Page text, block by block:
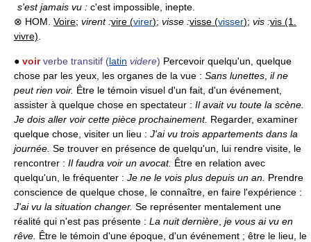
s'est jamais vu : c'est impossible, inepte.
⊗ HOM. Voire; virent :vire (virer); visse :visse (visser); vis :vis (1.
vivre)
● voir verbe transitif (latin videre) Percevoir quelqu'un, quelque
chose par les yeux, les organes de la vue : Sans lunettes il ne
peut rien voir. Être le témoin visuel d'un fait, d'un événement,
assister à quelque chose en spectateur : Il avait vu toute la scène.
Je dois aller voir cette pièce prochainement. Regarder, examiner
quelque chose, visiter un lieu : J'ai vu trois appartements dans la
journée. Se trouver en présence de quelqu'un, lui rendre visite, le
rencontrer : Il faudra voir un avocat. Être en relation avec
quelqu'un, le fréquenter : Je ne le vois plus depuis un an. Prendre
conscience de quelque chose, le connaître, en faire l'expérience :
J'ai vu la situation changer. Se représenter mentalement une
réalité qui n'est pas présente : La nuit dernière je vous ai vu en
rêve. Être le témoin d'une époque, d'un événement ; être le lieu, le